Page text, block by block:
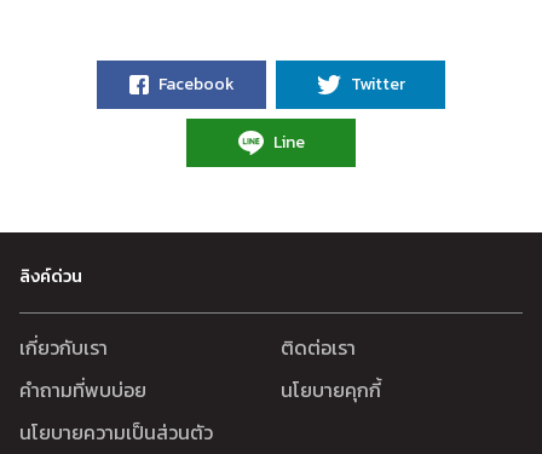
Facebook Twitter
Line
ลิงค์ด่วน
เกี่ยวกับเรา
ติดต่อเรา
คำถามที่พบบ่อย
นโยบายคุกกี้
นโยบายความเป็นส่วนตัว